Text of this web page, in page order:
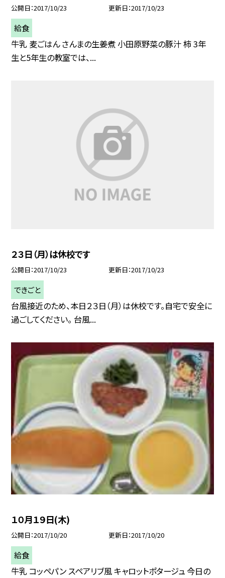
公開日 2017/10/23 更新日 2017/10/23
給食
牛乳 麦ごはん さんまの生姜煮 小田原野菜の豚汁 柿 3年
生と5年生の教室では、...
２３日（月）は休校です
公開日 2017/10/23 更新日 2017/10/23
できごと
台風接近のため、本日２３日（月）は休校です。自宅で安全に
過ごしてください。 台風...
１０月１９日(木)
公開日 2017/10/20 更新日 2017/10/20
給食
牛乳 コッペパン スペアリブ風 キャロットポタージュ 今日の